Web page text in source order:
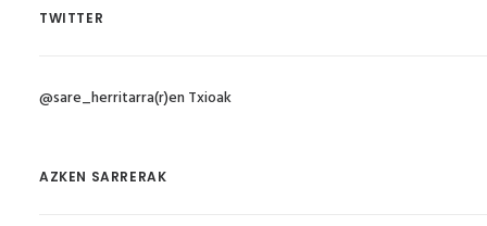
TWITTER
@sare_herritarra(r)en Txioak
AZKEN SARRERAK